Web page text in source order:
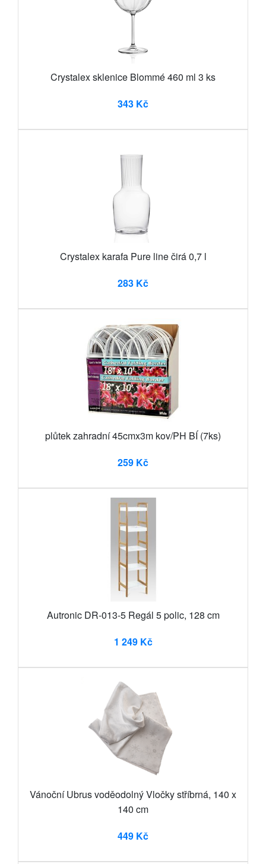
Crystalex sklenice Blommé 460 ml 3 ks
343 Kč
Crystalex karafa Pure line čirá 0,7 l
283 Kč
plůtek zahradní 45cmx3m kov/PH BÍ (7ks)
259 Kč
Autronic DR-013-5 Regál 5 polic, 128 cm
1 249 Kč
Vánoční Ubrus voděodolný Vločky stříbrná, 140 x
140 cm
449 Kč